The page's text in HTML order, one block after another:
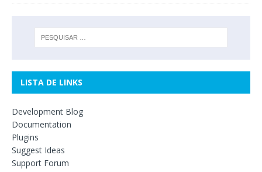
LISTA DE LINKS
Development Blog
Documentation
Plugins
Suggest Ideas
Support Forum